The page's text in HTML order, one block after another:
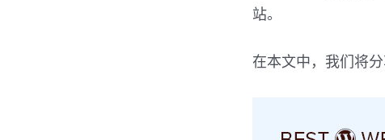
站。
在本文中，我们将